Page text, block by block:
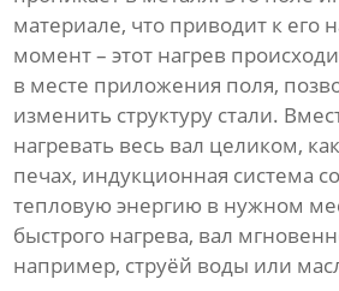
материале, что приводит к его
момент – этот нагрев
в месте приложения поля,
изменить структуру стали.
нагревать весь вал целиком,
печах, индукционная система
тепловую энергию в нужном
быстрого нагрева, вал
например, струёй воды или